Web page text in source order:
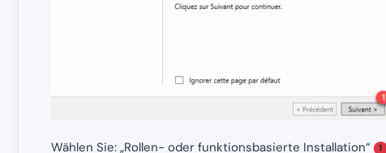
Wählen Sie: „Rollen- oder funktionsbasierte Installation“ 1